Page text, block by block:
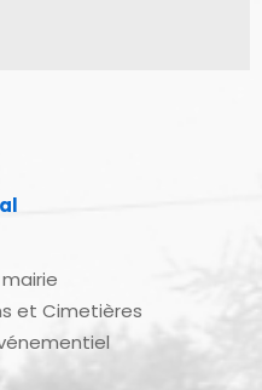
et Cimetières